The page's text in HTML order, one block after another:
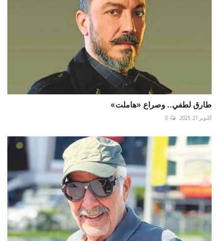
طارق لطفي.. وصراع «هاملت»
أكتوبر 21, 2025 0